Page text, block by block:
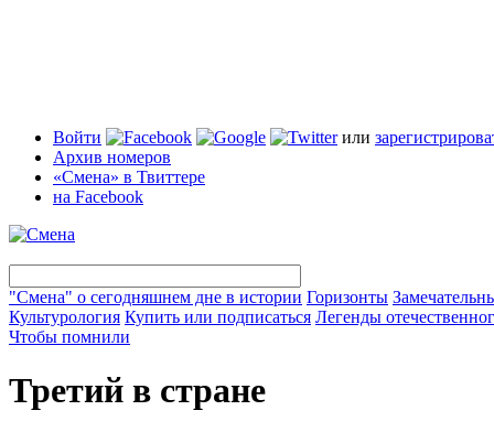
Войти или
Архив номеров
«Смена» в Твиттере
на Facebook
"Смена" о сегодняшнем дне в истории Горизонты
Культурология Купить или подписаться Легенды
Чтобы помнили
Третий в стране